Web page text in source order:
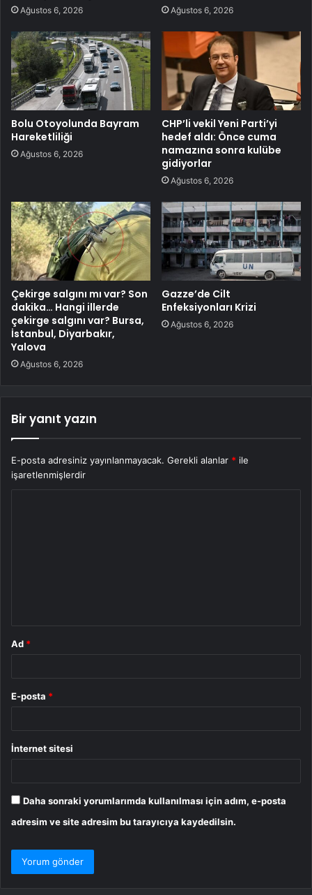
Ağustos 6, 2026 Ağustos 6, 2026
Bolu Otoyolunda Bayram
Hareketliliği
Ağustos 6, 2026
CHP’li vekil Yeni Parti’yi
hedef aldı: Önce cuma
namazına sonra kulübe
gidiyorlar
Ağustos 6, 2026
Çekirge salgını mı var? Son
dakika… Hangi illerde
çekirge salgını var? Bursa,
İstanbul, Diyarbakır,
Yalova
Ağustos 6, 2026
Gazze’de Cilt
Enfeksiyonları Krizi
Ağustos 6, 2026
Bir yanıt yazın
E-posta adresiniz yayınlanmayacak. Gerekli alanlar * ile
işaretlenmişlerdir
Ad *
E-posta *
İnternet sitesi
Daha sonraki yorumlarımda kullanılması için adım, e-posta
adresim ve site adresim bu tarayıcıya kaydedilsin.